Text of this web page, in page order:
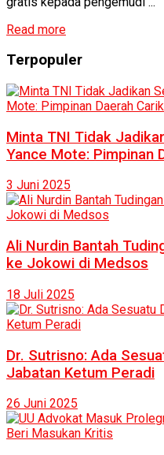
Read more
Terpopuler
Minta TNI Tidak
Yance Mote: Pimpinan
3 Juni 2025
Ali Nurdin Bantah
ke Jokowi di Medsos
18 Juli 2025
Dr. Sutrisno: Ada
Jabatan Ketum Peradi
26 Juni 2025